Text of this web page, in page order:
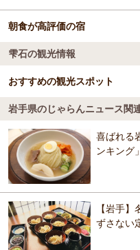
フェアフィールド
ホテルルートイン
神明温泉湯元すぎ
町家ホテルおや
朝食が高評価の宿
料理旅館 いずみ荘
ホテルルートイン
神明温泉湯元すぎ
雫石の観光情報
おすすめの観光スポット
小岩井農場まきば園
4.0
ヨーグルトやチーズ、バターな
と、小岩井農場は1891（明治24
ル（900万坪）の広大な敷地に
の総合農場です。 観光エリアの
で質の高い小岩井農場産素材を
楽しめるレストランや、まきば
富にそろうお土産店があります
公開の生産施設や重要文化財を
らではの大自然が満喫できる体
岩手県のじゃらんニュース関
喜ばれる
ンキング
【岩手
ずさない